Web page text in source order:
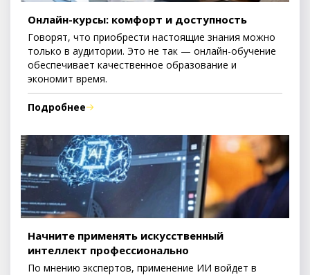
Онлайн-курсы: комфорт и доступность
Говорят, что приобрести настоящие знания можно
только в аудитории. Это не так — онлайн-обучение
обеспечивает качественное образование и
экономит время.
Подробнее
Начните применять искусственный
интеллект профессионально
По мнению экспертов, применение ИИ войдет в